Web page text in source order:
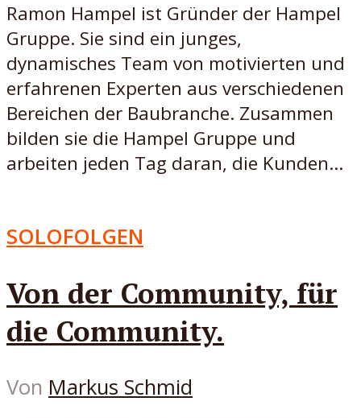
Ramon Hampel ist Gründer der Hampel
Gruppe. Sie sind ein junges,
dynamisches Team von motivierten und
erfahrenen Experten aus verschiedenen
Bereichen der Baubranche. Zusammen
bilden sie die Hampel Gruppe und
arbeiten jeden Tag daran, die Kunden...
SOLOFOLGEN
Von der Community, für
die Community.
Von Markus Schmid